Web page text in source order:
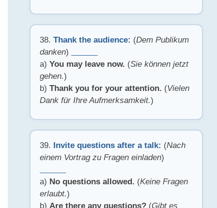
38.Thank the audience: (Dem Publikum
danken)
a)You may leave now. (Sie können jetzt
gehen.)
b)Thank you for your attention. (Vielen
Dank für Ihre Aufmerksamkeit.)
39. Invite questions after a talk: (Nach
einem Vortrag zu Fragen einladen)
a) No questions allowed. (Keine Fragen
erlaubt.)
b) Are there any questions? (Gibt es